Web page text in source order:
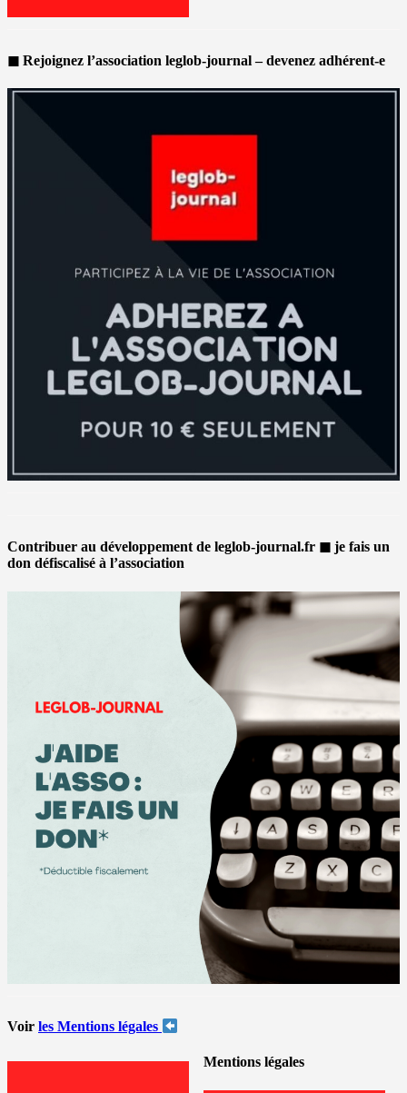
◼ Rejoignez l’association leglob-journal – devenez adhérent-e
Contribuer au développement de leglob-journal.fr ◼ je fais un
don défiscalisé à l’association
Voir les Mentions légales
Mentions légales